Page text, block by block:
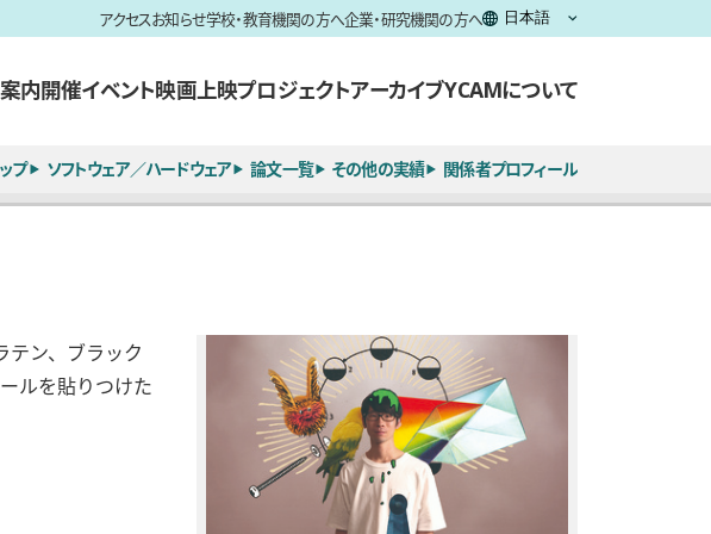
アクセスお知らせ学校・教育機関の方へ企業・研究機関の方へ
内開催イベント映画上映プロジェクトアーカイブYCAMについて
プ ソフトウェア／ハードウェア 論文一覧 その他の実績 関係者プロフィール
テン、ブラック
ルを貼りつけた